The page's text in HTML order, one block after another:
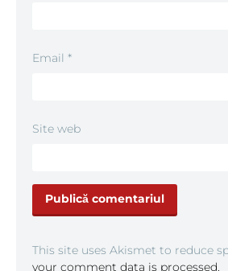
Email *
Site web
This site uses Akismet to reduce
your comment data is processed.